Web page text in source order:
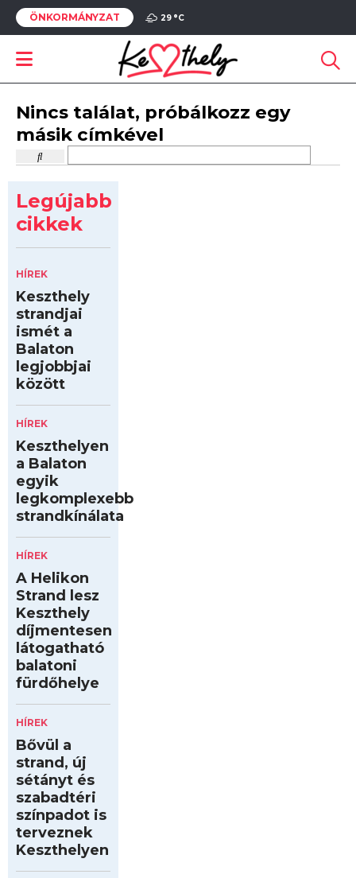
ÖNKORMÁNYZAT 29 °C
Nincs találat, próbálkozz egy
másik címkével
Legújabb
cikkek
HÍREK
Keszthely
strandjai
ismét a
Balaton
legjobbjai
között
HÍREK
Keszthelyen
a Balaton
egyik
legkomplexebb
strandkínálata
HÍREK
A Helikon
Strand lesz
Keszthely
díjmentesen
látogatható
balatoni
fürdőhelye
HÍREK
Bővül a
strand, új
sétányt és
szabadtéri
színpadot is
terveznek
Keszthelyen